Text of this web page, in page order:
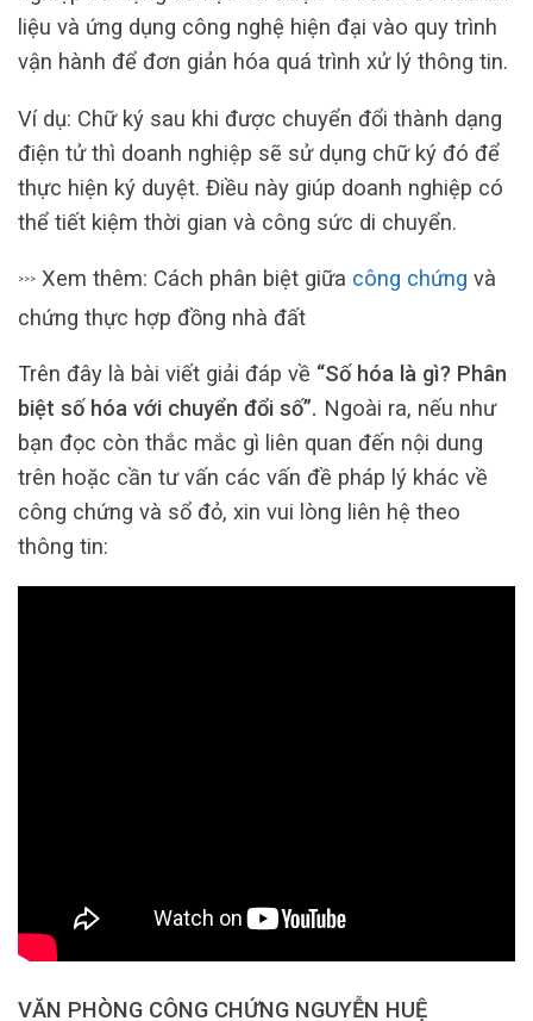
liệu và ứng dụng công nghệ hiện đại vào quy trình
vận hành để đơn giản hóa quá trình xử lý thông tin.
Ví dụ: Chữ ký sau khi được chuyển đổi thành dạng
điện tử thì doanh nghiệp sẽ sử dụng chữ ký đó để
thực hiện ký duyệt. Điều này giúp doanh nghiệp có
thể tiết kiệm thời gian và công sức di chuyển.
>>> Xem thêm: Cách phân biệt giữa công chứng và
chứng thực hợp đồng nhà đất
Trên đây là bài viết giải đáp về “Số hóa là gì? Phân
biệt số hóa với chuyển đổi số”. Ngoài ra, nếu như
bạn đọc còn thắc mắc gì liên quan đến nội dung
trên hoặc cần tư vấn các vấn đề pháp lý khác về
công chứng và sổ đỏ, xin vui lòng liên hệ theo
thông tin:
VĂN PHÒNG CÔNG CHỨNG NGUYỄN HUỆ